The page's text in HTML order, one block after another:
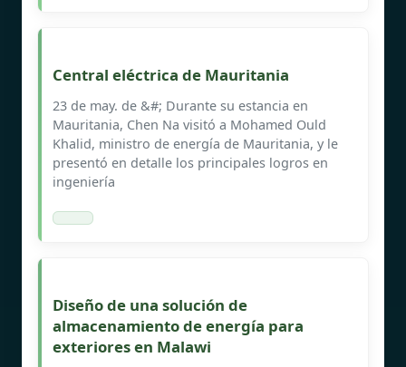
Central eléctrica de Mauritania
23 de may. de &#; Durante su estancia en
Mauritania, Chen Na visitó a Mohamed Ould
Khalid, ministro de energía de Mauritania, y le
presentó en detalle los principales logros en
ingeniería
Diseño de una solución de
almacenamiento de energía para
exteriores en Malawi